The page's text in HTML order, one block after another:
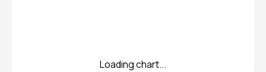
Loading chart...